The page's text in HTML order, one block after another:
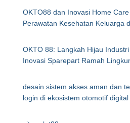
OKTO88 dan Inovasi Home
Perawatan Kesehatan Keluarga
OKTO 88: Langkah Hijau
Inovasi Sparepart Ramah
desain sistem akses aman dan
login di ekosistem otomotif digital